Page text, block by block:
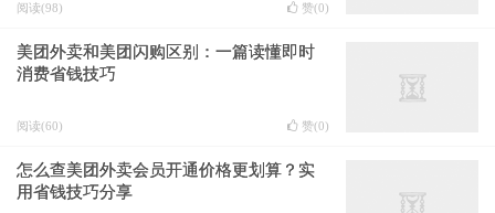
阅读(98) 赞(0)
美团外卖和美团闪购区别：一篇读懂即时
消费省钱技巧
阅读(60) 赞(0)
怎么查美团外卖会员开通价格更划算？实
用省钱技巧分享